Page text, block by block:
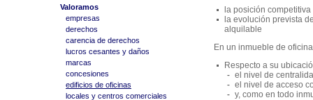
Valoramos
empresas
derechos
carencia de derechos
lucros cesantes y daños
marcas
concesiones
edificios de oficinas
locales y centros comerciales
la posición
la evolución prevista
alquilable
En un inmueble de
Respecto a su
el nivel de
el nivel de acceso
y, como en todo